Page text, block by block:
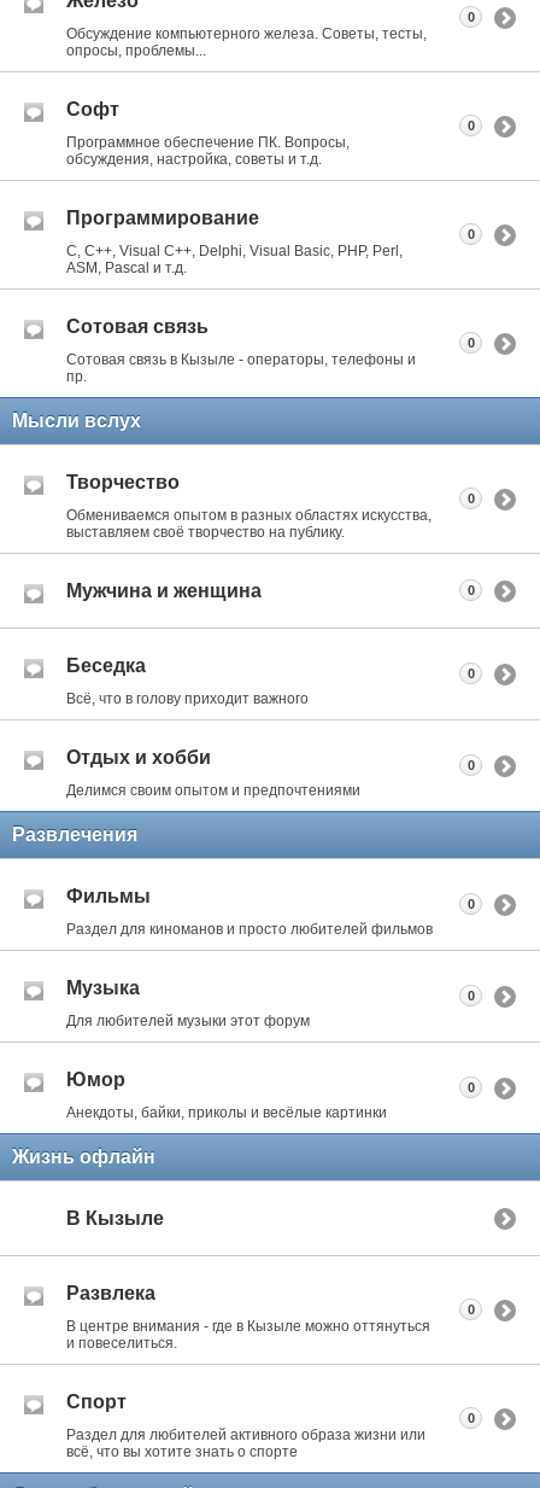
Обсуждение компьютерного железа. Советы, тесты,
опросы, проблемы...
0
Софт
Программное обеспечение ПК. Вопросы,
обсуждения, настройка, советы и т.д.
0
Программирование
C, C++, Visual C++, Delphi, Visual Basic, PHP, Perl,
ASM, Pascal и т.д.
0
Сотовая связь
Сотовая связь в Кызыле - операторы, телефоны и
пр.
0
Мысли вслух
Творчество
Обмениваемся опытом в разных областях искусства,
выставляем своё творчество на публику.
0
Мужчина и женщина 0
Беседка
Всё, что в голову приходит важного
0
Отдых и хобби
Делимся своим опытом и предпочтениями
0
Развлечения
Фильмы
Раздел для киноманов и просто любителей фильмов
0
Музыка
Для любителей музыки этот форум
0
Юмор
Анекдоты, байки, приколы и весёлые картинки
0
Жизнь офлайн
В Кызыле
Развлека
В центре внимания - где в Кызыле можно оттянуться
и повеселиться.
0
Спорт
Раздел для любителей активного образа жизни или
всё, что вы хотите знать о спорте
0